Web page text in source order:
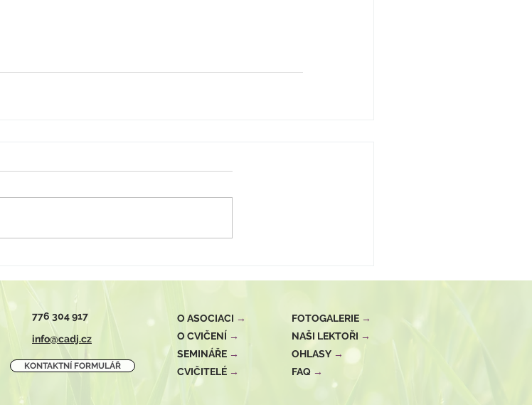
776 304 917
info@cadj.cz
KONTAKTNÍ FORMULÁŘ
O ASOCIACI →
O CVIČENÍ →
SEMINÁŘE →
CVIČITELÉ →
FOTOGALERIE →
NAŠI LEKTOŘI →
OHLASY →
FAQ →